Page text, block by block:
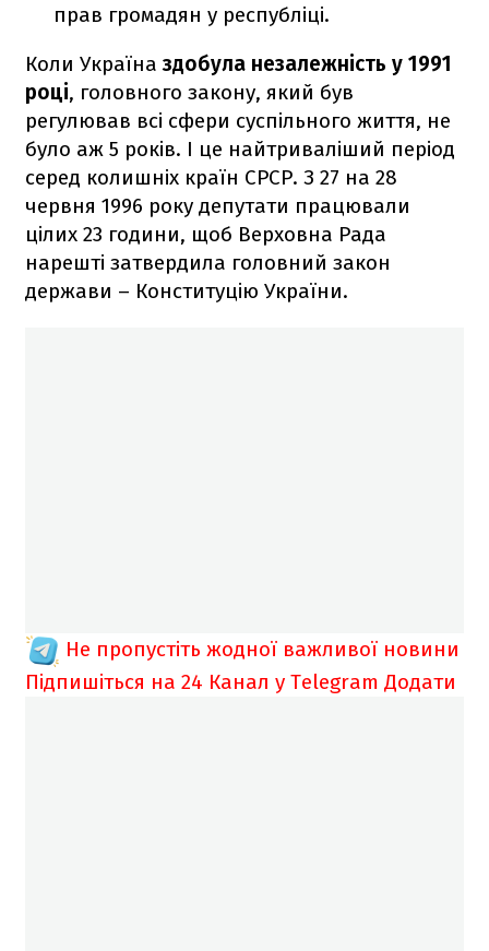
прав громадян у республіці.
Коли Україназдобула незалежність у 1991
році, головного закону, який був
регулював всі сфери суспільного життя, не
було аж 5 років. І це найтриваліший період
серед колишніх країн СРСР. З 27 на 28
червня 1996 року депутати працювали
цілих 23 години, щоб Верховна Рада
нарешті затвердила головний закон
держави – Конституцію України.
Не пропустіть жодної важливої новини
Підпишіться на 24 Канал у Telegram Додати